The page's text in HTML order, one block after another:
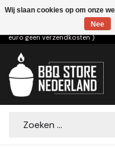
Voor 15.00u besteld dezelfde
euro geen verzendkosten )
Zoeken
Wij slaan cookies op om onze
Nee